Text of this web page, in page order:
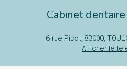
Cabinet
6 rue Picot, 83000,
Afficher le